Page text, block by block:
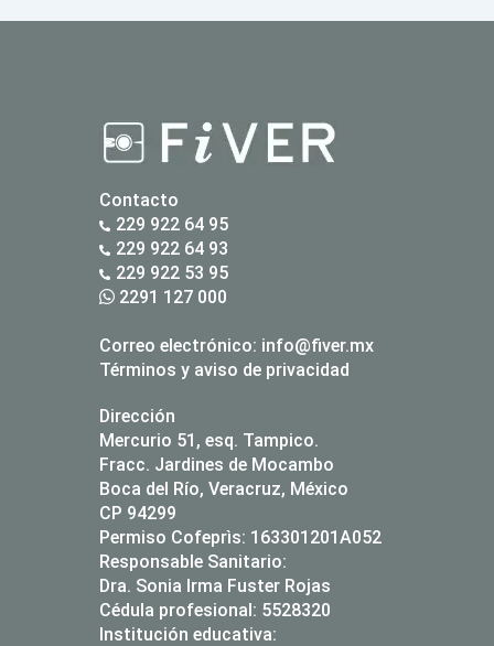
Contacto
229 922 64 95
229 922 64 93
229 922 53 95
2291 127 000
Correo electrónico: info@fiver.mx
Términos y aviso de privacidad
Dirección
Mercurio 51, esq. Tampico.
Fracc. Jardines de Mocambo
Boca del Río, Veracruz, México
CP 94299
Permiso Cofeprìs: 163301201A052
Responsable Sanitario:
Dra. Sonia Irma Fuster Rojas
Cédula profesional: 5528320
Institución educativa: